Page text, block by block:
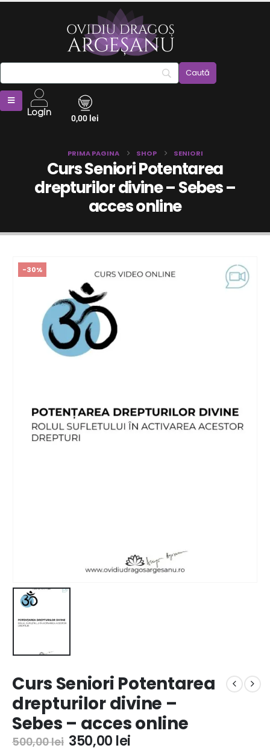
Login 0,00 lei
PRIMA PAGINA SHOP SENIORI
Curs Seniori Potentarea
drepturilor divine – Sebes –
acces online
-30%
Curs Seniori Potentarea
drepturilor divine –
Sebes – acces online
500,00lei 350,00 lei